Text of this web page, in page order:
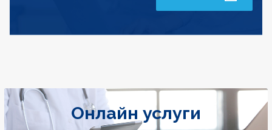
Онлайн услуги